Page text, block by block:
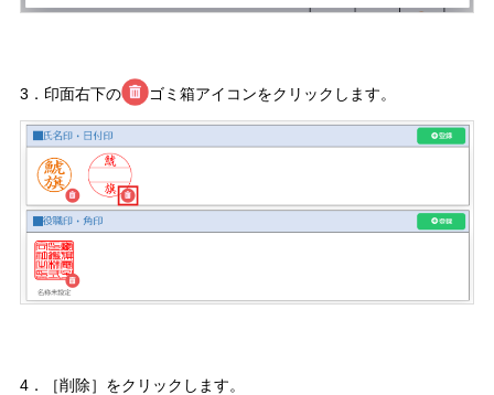
3．印面右下の ゴミ箱アイコンをクリックします。
4．［削除］をクリックします。